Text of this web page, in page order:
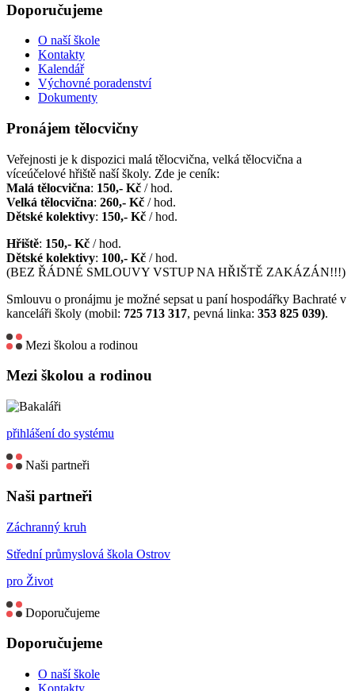
Doporučujeme
O naší škole
Kontakty
Kalendář
Výchovné poradenství
Dokumenty
Pronájem tělocvičny
Veřejnosti je k dispozici malá tělocvična, velká tělocvična a
víceúčelové hřiště naší školy. Zde je ceník:
Malá tělocvična: 150,- Kč / hod.
Velká tělocvična: 260,- Kč / hod.
Dětské kolektivy: 150,- Kč / hod.
Hřiště: 150,- Kč / hod.
Dětské kolektivy: 100,- Kč / hod.
(BEZ ŘÁDNÉ SMLOUVY VSTUP NA HŘIŠTĚ ZAKÁZÁN!!!)
Smlouvu o pronájmu je možné sepsat u paní hospodářky Bachraté v
kanceláři školy (mobil: 725 713 317, pevná linka: 353 825 039).
Mezi školou a rodinou
Mezi školou a rodinou
přihlášení do systému
Naši partneři
Naši partneři
Záchranný kruh
Střední průmyslová škola Ostrov
pro Život
Doporučujeme
Doporučujeme
O naší škole
Kontakty